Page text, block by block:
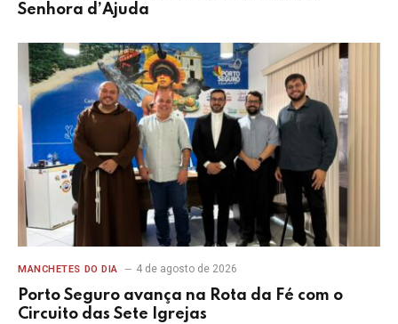
Senhora d’Ajuda
MANCHETES DO DIA 4 de agosto de 2026
Porto Seguro avança na Rota da Fé com o
Circuito das Sete Igrejas